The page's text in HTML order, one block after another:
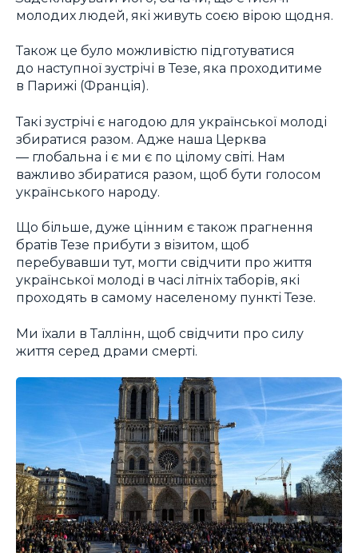
молодих людей, які живуть соєю вірою щодня.
Також це було можливістю підготуватися
до наступної зустрічі в Тезе, яка проходитиме
в Парижі (Франція).
Такі зустрічі є нагодою для української молоді
збиратися разом. Адже наша Церква
― глобальна і є ми є по цілому світі. Нам
важливо збиратися разом, щоб бути голосом
українського народу.
Що більше, дуже цінним є також прагнення
братів Тезе прибути з візитом, щоб
перебувавши тут, могти свідчити про життя
української молоді в часі літніх таборів, які
проходять в самому населеному пункті Тезе.
Ми їхали в Таллінн, щоб свідчити про силу
життя серед драми смерті.